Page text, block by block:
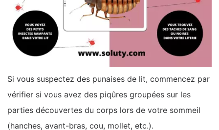
Si vous suspectez des punaises de lit, commencez par
vérifier si vous avez des piqûres groupées sur les
parties découvertes du corps lors de votre sommeil
(hanches, avant-bras, cou, mollet, etc.).